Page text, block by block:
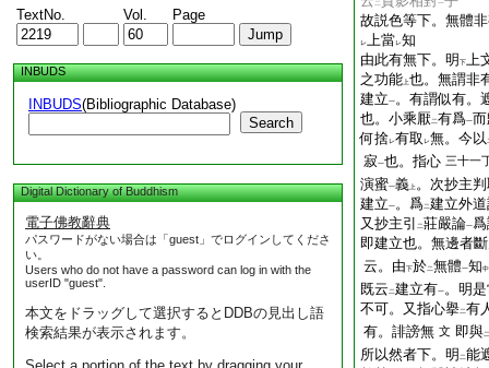
TextNo. Vol. Page
INBUDS
INBUDS(Bibliographic Database)
Search
Digital Dictionary of Buddhism
電子佛教辭典
パスワードがない場合は「guest」でログインしてくださ
い。
Users who do not have a password can log in with the
userID "guest".
本文をドラッグして選択するとDDBの見出し語
検索結果が表示されます。
二 一
故説色等下。無體
レ上當レ知
由此有無下。明 下上
之功能 上也。無謂非
建立一。有謂似有。
也。小乘厭二有爲一
何捨レ有取 レ無。今以
寂一也。指心 三十一
演蜜一義 上 。次抄主
建立一。爲二建立外
又抄主引
二莊嚴論一
即建立也。無邊者
云。由下於二無體一知中
既云 二建立有一。明
不可。又指心擧二有
有。誹謗無 文 即與二
所以然者下。明 二能